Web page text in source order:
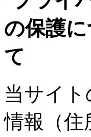
当サイ
情報（住